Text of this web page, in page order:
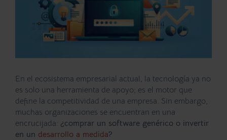
En el ecosistema empresarial actual, la tecnología ya no
es solo una herramienta de apoyo; es el motor que
define la competitividad de una empresa. Sin embargo,
muchas organizaciones se encuentran en una
encrucijada: ¿comprar un software genérico o invertir
en un desarrollo a medida?